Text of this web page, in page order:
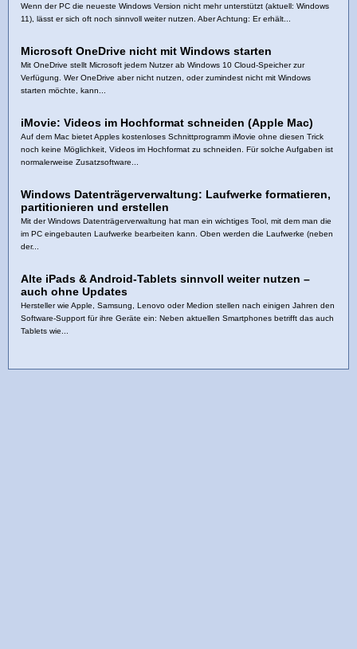
Wenn der PC die neueste Windows Version nicht mehr unterstützt (aktuell: Windows
11), lässt er sich oft noch sinnvoll weiter nutzen. Aber Achtung: Er erhält...
Microsoft OneDrive nicht mit Windows starten
Mit OneDrive stellt Microsoft jedem Nutzer ab Windows 10 Cloud-Speicher zur
Verfügung. Wer OneDrive aber nicht nutzen, oder zumindest nicht mit Windows
starten möchte, kann...
iMovie: Videos im Hochformat schneiden (Apple Mac)
Auf dem Mac bietet Apples kostenloses Schnittprogramm iMovie ohne diesen Trick
noch keine Möglichkeit, Videos im Hochformat zu schneiden. Für solche Aufgaben ist
normalerweise Zusatzsoftware...
Windows Datenträgerverwaltung: Laufwerke formatieren,
partitionieren und erstellen
Mit der Windows Datenträgerverwaltung hat man ein wichtiges Tool, mit dem man die
im PC eingebauten Laufwerke bearbeiten kann. Oben werden die Laufwerke (neben
der...
Alte iPads & Android‑Tablets sinnvoll weiter nutzen –
auch ohne Updates
Hersteller wie Apple, Samsung, Lenovo oder Medion stellen nach einigen Jahren den
Software‑Support für ihre Geräte ein: Neben aktuellen Smartphones betrifft das auch
Tablets wie...